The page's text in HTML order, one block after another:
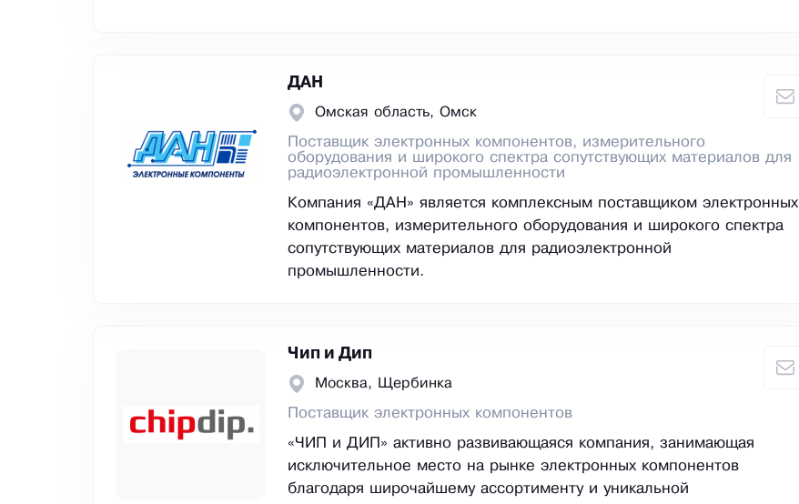
ДАН
Омская область, Омск
Поставщик электронных компонентов, измерительного
оборудования и широкого спектра сопутствующих материалов для
радиоэлектронной промышленности
Компания «ДАН» является комплексным поставщиком электронных
компонентов, измерительного оборудования и широкого спектра
сопутствующих материалов для радиоэлектронной
промышленности.
Чип и Дип
Москва, Щербинка
Поставщик электронных компонентов
«ЧИП и ДИП» активно развивающаяся компания, занимающая
исключительное место на рынке электронных компонентов
благодаря широчайшему ассортименту и уникальной